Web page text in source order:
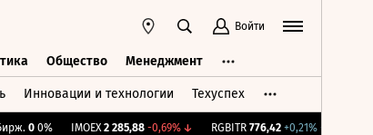
Войти
Общество Менеджмент
Инновации и технологии Техуспех
0 0% IMOEX 2 285,88 -0,69%↓ RGBITR 776,42 +0,21%↑